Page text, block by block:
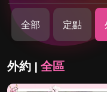
全部 定點
外約 | 全區